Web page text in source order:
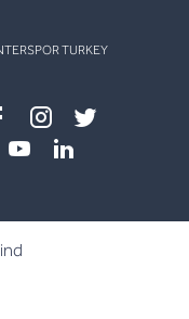
TURKEY
Facebook
instagram
twitter